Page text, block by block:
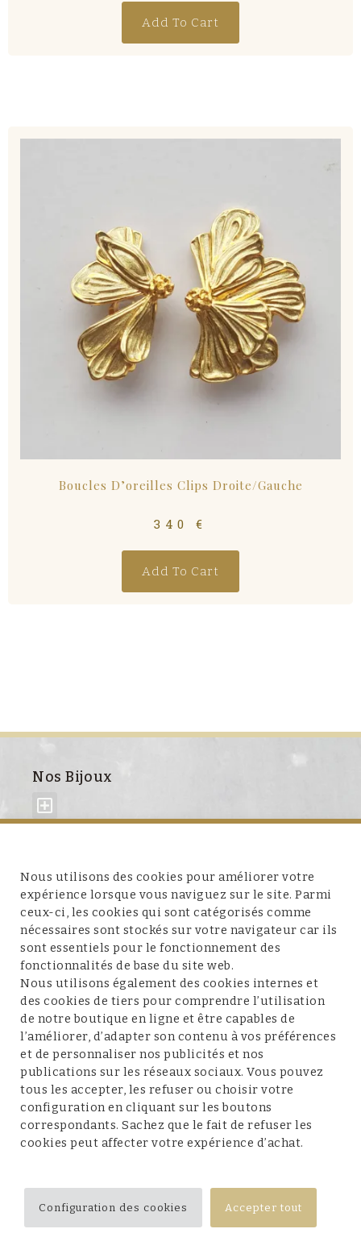
Add To Cart
Boucles D’oreilles Clips Droite/Gauche
340€
Add To Cart
Nos Bijoux
À propos de nous
Service client
Conditions et mentions légales
Nous utilisons des cookies pour améliorer votre
expérience lorsque vous naviguez sur le site. Parmi
ceux-ci, les cookies qui sont catégorisés comme
nécessaires sont stockés sur votre navigateur car ils
sont essentiels pour le fonctionnement des
fonctionnalités de base du site web.
Nous utilisons également des cookies internes et
des cookies de tiers pour comprendre l’utilisation
de notre boutique en ligne et être capables de
l’améliorer, d’adapter son contenu à vos préférences
et de personnaliser nos publicités et nos
publications sur les réseaux sociaux. Vous pouvez
tous les accepter, les refuser ou choisir votre
configuration en cliquant sur les boutons
correspondants. Sachez que le fait de refuser les
cookies peut affecter votre expérience d’achat.
Configuration des cookies Accepter tout